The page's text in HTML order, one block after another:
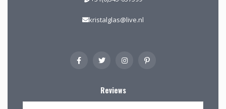
kristalglas@live.nl
Reviews